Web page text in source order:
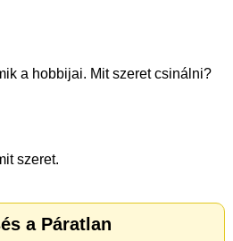
a hobbijai. Mit szeret csinálni?
szeret.
a Páratlan